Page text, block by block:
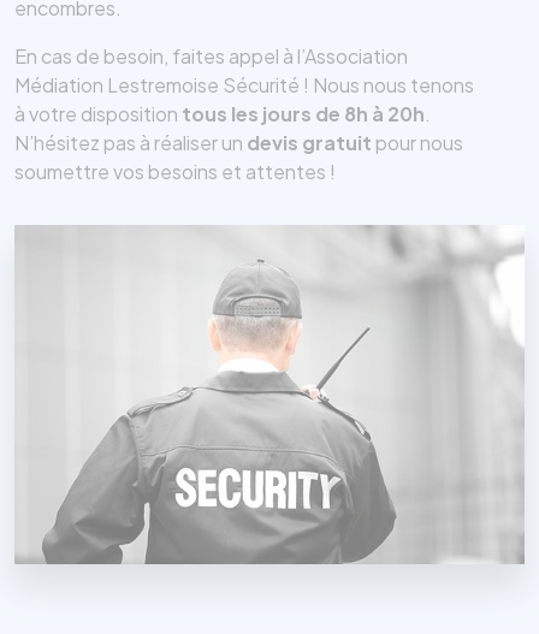
encombres.
En cas de besoin, faites appel à l’Association
Médiation Lestremoise Sécurité ! Nous nous tenons
à votre disposition tous les jours de 8h à 20h
N’hésitez pas à réaliser un devis gratuit pour nous
soumettre vos besoins et attentes !